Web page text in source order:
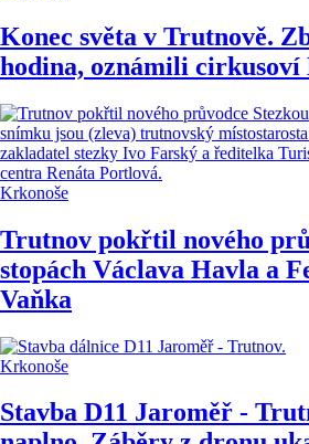
Konec světa v Trutnově.
hodina, oznámili cirkusoví
Krkonoše
Trutnov pokřtil nového
stopách Václava Havla a
Vaňka
Krkonoše
Stavba D11 Jaroměř -